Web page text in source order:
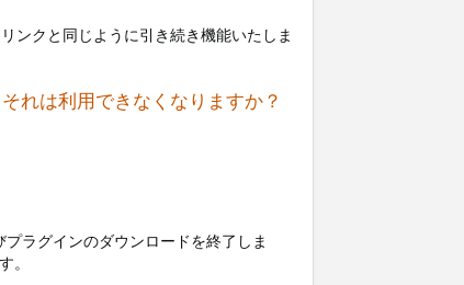
ンクと同じように引き続き機能いたしま
れは利用できなくなりますか？
ラグインのダウンロードを終了しま
。